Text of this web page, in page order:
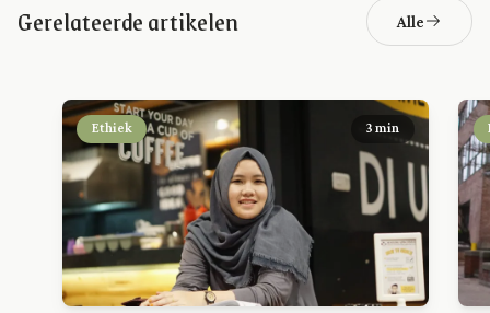
Gerelateerde artikelen Alle
Ethiek 3 min